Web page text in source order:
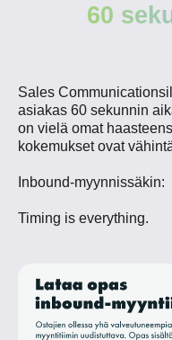
60
Sales
asiakas 60 sekunnin
on vielä omat
kokemukset ovat
Inbound-myynnissäkin:
Timing is everything.